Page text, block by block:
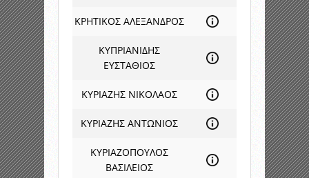
ΚΡΗΤΙΚΟΣ ΑΛΕΞΑΝΔΡΟΣ
ΚΥΠΡΙΑΝΙΔΗΣ
ΕΥΣΤΑΘΙΟΣ
ΚΥΡΙΑΖΗΣ ΝΙΚΟΛΑΟΣ
ΚΥΡΙΑΖΗΣ ΑΝΤΩΝΙΟΣ
ΚΥΡΙΑΖΟΠΟΥΛΟΣ
ΒΑΣΙΛΕΙΟΣ